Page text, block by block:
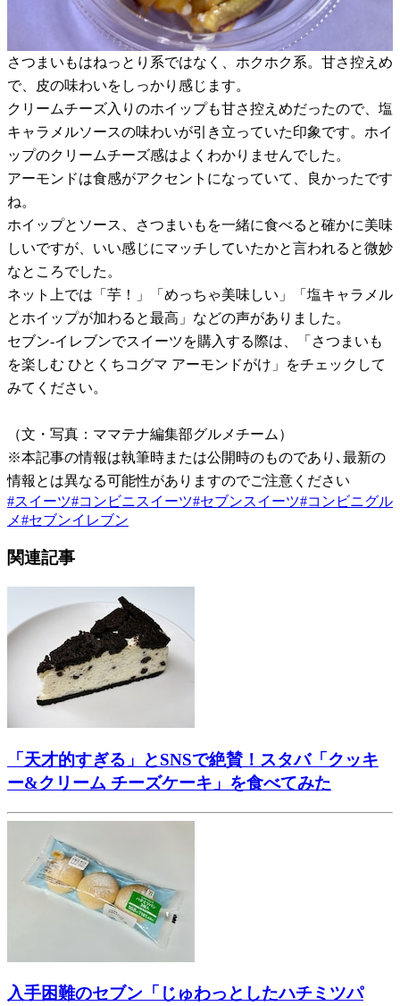
さつまいもはねっとり系ではなく、ホクホク系。甘さ控えめ
で、皮の味わいをしっかり感じます。
クリームチーズ入りのホイップも甘さ控えめだったので、塩
キャラメルソースの味わいが引き立っていた印象です。ホイ
ップのクリームチーズ感はよくわかりませんでした。
アーモンドは食感がアクセントになっていて、良かったです
ね。
ホイップとソース、さつまいもを一緒に食べると確かに美味
しいですが、いい感じにマッチしていたかと言われると微妙
なところでした。
ネット上では「芋！」「めっちゃ美味しい」「塩キャラメル
とホイップが加わると最高」などの声がありました。
セブン-イレブンでスイーツを購入する際は、「さつまいも
を楽しむ ひとくちコグマ アーモンドがけ」をチェックして
みてください。
（文・写真：ママテナ編集部グルメチーム）
※本記事の情報は執筆時または公開時のものであり､最新の
情報とは異なる可能性がありますのでご注意ください
#スイーツ#コンビニスイーツ#セブンスイーツ#コンビニグル
メ#セブンイレブン
関連記事
「天才的すぎる」とSNSで絶賛！スタバ「クッキ
ー&クリーム チーズケーキ」を食べてみた
入手困難のセブン「じゅわっとしたハチミツパ